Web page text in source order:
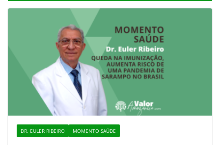
DR. EULER RIBEIRO MOMENTO SAÚDE